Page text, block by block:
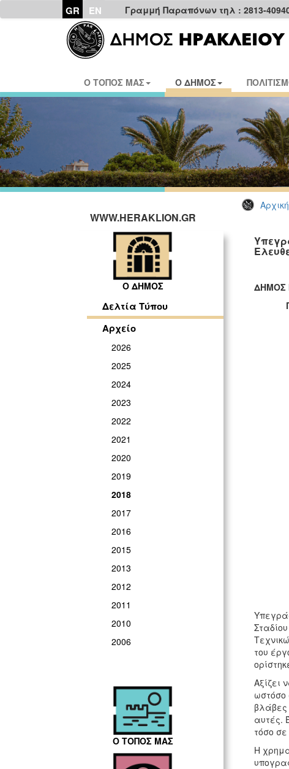
GR EN Γραμμή Παραπόνων τηλ : 2813-
Ο ΤΟΠΟΣ ΜΑΣ Ο ΔΗΜΟΣ
Αρχική
WWW.HERAKLION.GR
Ο ΔΗΜΟΣ
Δελτία Τύπου
Αρχείο
2026
2025
2024
2023
2022
2021
2020
2019
2018
2017
2016
2015
2013
2012
2011
2010
2006
Ο ΤΟΠΟΣ ΜΑΣ
ΔΗΜΟΣ
του
Αξίζει
ωστόσο
βλάβες
αυτές.
τόσο
Η